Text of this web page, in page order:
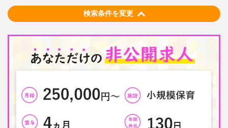
★ICT技術を導入し事務作業や午睡時の安全確認、保護者
の方とのやり取り等を効率化されています
★子どもたち一人一人と向き合った保育を実施していま
検索条件を変更